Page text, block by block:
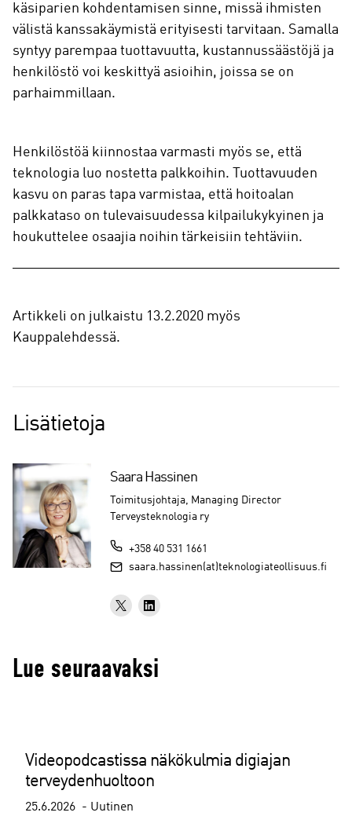
käsiparien kohdentamisen sinne, missä ihmisten
välistä kanssakäymistä erityisesti tarvitaan. Samalla
syntyy parempaa tuottavuutta, kustannussäästöjä ja
henkilöstö voi keskittyä asioihin, joissa se on
parhaimmillaan.
Henkilöstöä kiinnostaa varmasti myös se, että
teknologia luo nostetta palkkoihin. Tuottavuuden
kasvu on paras tapa varmistaa, että hoitoalan
palkkataso on tulevaisuudessa kilpailukykyinen ja
houkuttelee osaajia noihin tärkeisiin tehtäviin.
Artikkeli on julkaistu 13.2.2020 myös
Kauppalehdessä.
Lisätietoja
Saara Hassinen
Toimitusjohtaja, Managing Director
Terveysteknologia ry
+358 40 531 1661
saara.hassinen(at)teknologiateollisuus.fi
Lue seuraavaksi
Videopodcastissa näkökulmia digiajan
terveydenhuoltoon
25.6.2026 Uutinen